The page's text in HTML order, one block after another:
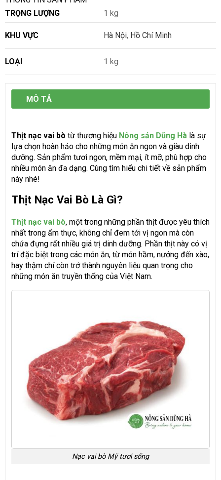
TRỌNG LƯỢNG
1 kg
KHU VỰC Hà Nội, Hồ Chí Minh
LOẠI 1 kg
MÔ TẢ
Thịt nạc vai bò từ thương hiệu Nông sản Dũng Hà là sự
lựa chọn hoàn hảo cho những món ăn ngon và giàu dinh
dưỡng. Sản phẩm tươi ngon, mềm mại, ít mỡ, phù hợp cho
nhiều món ăn đa dạng. Cùng tìm hiểu chi tiết về sản phẩm
này nhé!
Thịt Nạc Vai Bò Là Gì?
Thịt nạc vai bò, một trong những phần thịt được yêu thích
nhất trong ẩm thực, không chỉ đem tới vị ngon mà còn
chứa đựng rất nhiều giá trị dinh dưỡng. Phần thịt này có vị
trí đặc biệt trong các món ăn, từ món hầm, nướng đến xào,
hay thậm chí còn trở thành nguyên liệu quan trọng cho
những món ăn truyền thống của Việt Nam.
Nạc vai bò Mỹ tươi sống